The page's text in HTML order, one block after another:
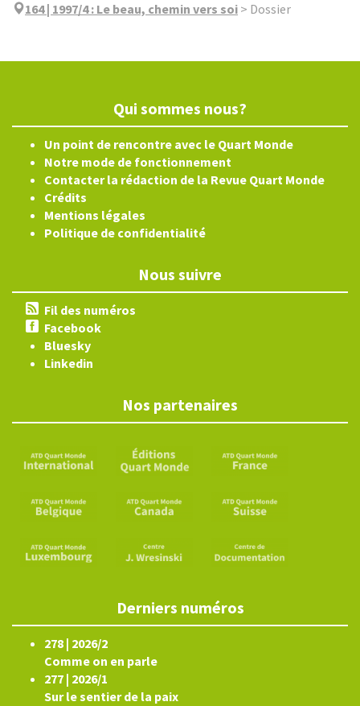
164 | 1997/4: Le beau, chemin vers soi > Dossier
Qui sommes nous?
Un point de rencontre avec le Quart Monde
Notre mode de fonctionnement
Contacter la rédaction de la Revue Quart Monde
Crédits
Mentions légales
Politique de confidentialité
Nous suivre
Fil des numéros
Facebook
Bluesky
Linkedin
Nos partenaires
Derniers numéros
278 | 2026/2
Comme on en parle
277 | 2026/1
Sur le sentier de la paix